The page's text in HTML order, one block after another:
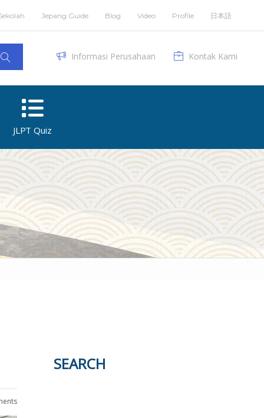
Jepang Guide Blog Video Profile 日本語
Informasi Perusahaan Kontak Kami
JLPT Quiz
SEARCH